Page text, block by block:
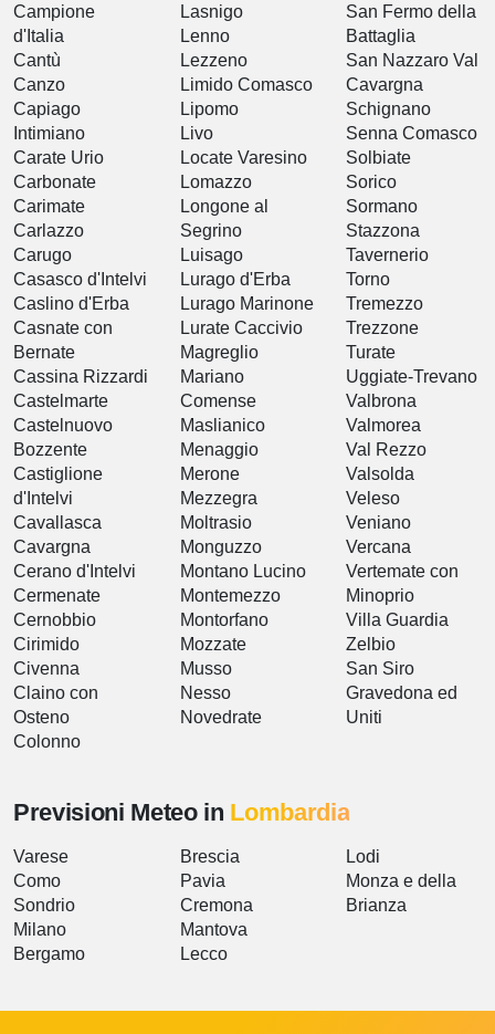
Campione
d'Italia
Cantù
Canzo
Capiago
Intimiano
Carate Urio
Carbonate
Carimate
Carlazzo
Carugo
Casasco d'Intelvi
Caslino d'Erba
Casnate con
Bernate
Cassina Rizzardi
Castelmarte
Castelnuovo
Bozzente
Castiglione
d'Intelvi
Cavallasca
Cavargna
Cerano d'Intelvi
Cermenate
Cernobbio
Cirimido
Civenna
Claino con
Osteno
Colonno
Lasnigo
Lenno
Lezzeno
Limido Comasco
Lipomo
Livo
Locate Varesino
Lomazzo
Longone al
Segrino
Luisago
Lurago d'Erba
Lurago Marinone
Lurate Caccivio
Magreglio
Mariano
Comense
Maslianico
Menaggio
Merone
Mezzegra
Moltrasio
Monguzzo
Montano Lucino
Montemezzo
Montorfano
Mozzate
Musso
Nesso
Novedrate
San Fermo della
Battaglia
San Nazzaro Val
Cavargna
Schignano
Senna Comasco
Solbiate
Sorico
Sormano
Stazzona
Tavernerio
Torno
Tremezzo
Trezzone
Turate
Uggiate-Trevano
Valbrona
Valmorea
Val Rezzo
Valsolda
Veleso
Veniano
Vercana
Vertemate con
Minoprio
Villa Guardia
Zelbio
San Siro
Gravedona ed
Uniti
Previsioni Meteo in Lombardia
Varese
Como
Sondrio
Milano
Bergamo
Brescia
Pavia
Cremona
Mantova
Lecco
Lodi
Monza e della
Brianza